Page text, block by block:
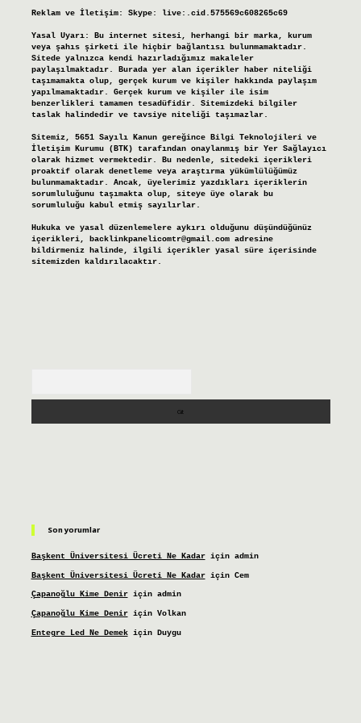
Reklam ve İletişim: Skype: live:.cid.575569c608265c69
Yasal Uyarı:
Bu internet sitesi, herhangi bir marka, kurum
veya şahıs şirketi ile hiçbir bağlantısı bulunmamaktadır.
Sitede yalnızca kendi hazırladığımız makaleler
paylaşılmaktadır. Burada yer alan içerikler haber niteliği
taşımamakta olup, gerçek kurum ve kişiler hakkında paylaşım
yapılmamaktadır. Gerçek kurum ve kişiler ile isim
benzerlikleri tamamen tesadüfidir. Sitemizdeki bilgiler
taslak halindedir ve tavsiye niteliği taşımazlar.
Sitemiz, 5651 Sayılı Kanun gereğince Bilgi Teknolojileri ve
İletişim Kurumu (BTK) tarafından onaylanmış bir Yer Sağlayıcı
olarak hizmet vermektedir. Bu nedenle, sitedeki içerikleri
proaktif olarak denetleme veya araştırma yükümlülüğümüz
bulunmamaktadır. Ancak, üyelerimiz yazdıkları içeriklerin
sorumluluğunu taşımakta olup, siteye üye olarak bu
sorumluluğu kabul etmiş sayılırlar.
Hukuka ve yasal düzenlemelere aykırı olduğunu düşündüğünüz
içerikleri, backlinkpanelicomtr@gmail.comadresine
bildirmeniz halinde, ilgili içerikler yasal süre içerisinde
sitemizden kaldırılacaktır.
Son yorumlar
Başkent Üniversitesi Ücreti Ne Kadariçin admin
Başkent Üniversitesi Ücreti Ne Kadariçin Cem
Çapanoğlu Kime Deniriçin admin
Çapanoğlu Kime Deniriçin Volkan
Entegre Led Ne Demekiçin Duygu